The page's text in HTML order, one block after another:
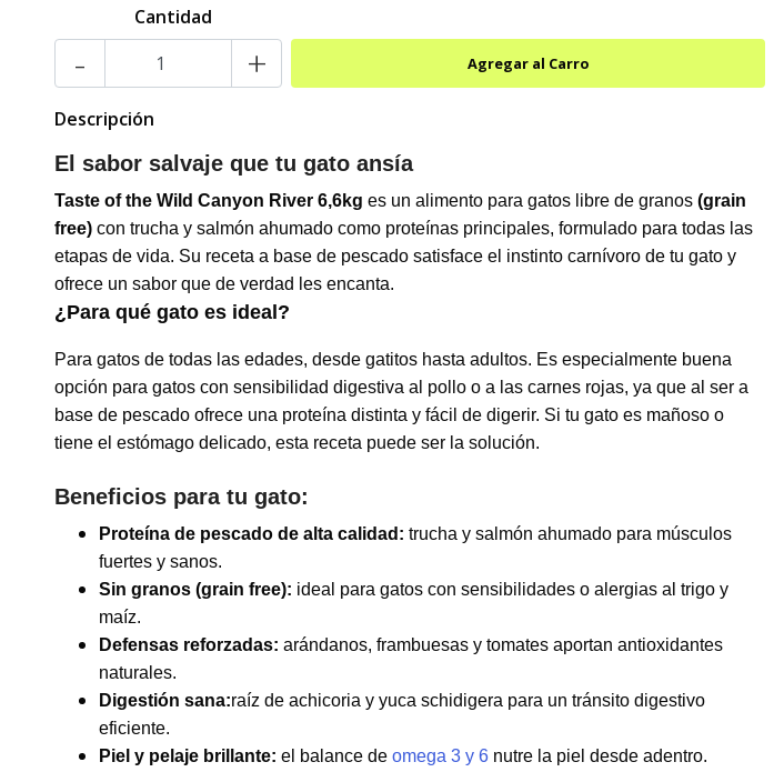
Cantidad
- +
Descripción
El sabor salvaje que tu gato ansía
Taste of the Wild Canyon River 6,6kg es un alimento para gatos libre de granos (grain
free) con trucha y salmón ahumado como proteínas principales, formulado para todas las
etapas de vida. Su receta a base de pescado satisface el instinto carnívoro de tu gato y
ofrece un sabor que de verdad les encanta.
¿Para qué gato es ideal?
Para gatos de todas las edades, desde gatitos hasta adultos. Es especialmente buena
opción para gatos con sensibilidad digestiva al pollo o a las carnes rojas, ya que al ser a
base de pescado ofrece una proteína distinta y fácil de digerir. Si tu gato es mañoso o
tiene el estómago delicado, esta receta puede ser la solución.
Beneficios para tu gato:
Proteína de pescado de alta calidad: trucha y salmón ahumado para músculos
fuertes y sanos.
Sin granos (grain free): ideal para gatos con sensibilidades o alergias al trigo y
maíz.
Defensas reforzadas: arándanos, frambuesas y tomates aportan antioxidantes
naturales.
Digestión sana:raíz de achicoria y yuca schidigera para un tránsito digestivo
eficiente.
Piel y pelaje brillante: el balance de omega 3 y 6 nutre la piel desde adentro.